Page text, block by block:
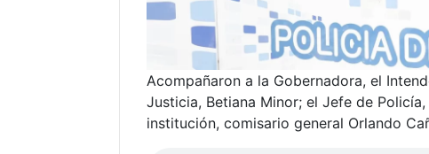
Acompañaron a la Gobernadora, el
Justicia, Betiana Minor; el Jefe de
institución, comisario general Orlando